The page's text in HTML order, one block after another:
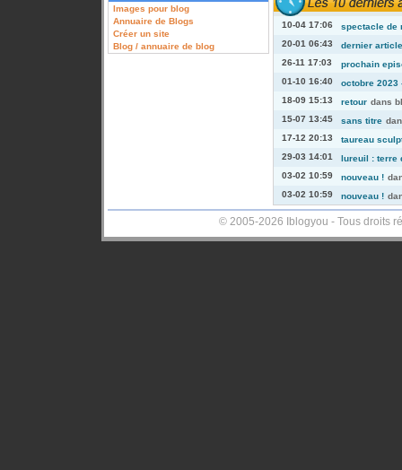
Images pour blog
Annuaire de Blogs
Créer un site
Blog / annuaire de blog
10-04 17:06
spectacle de
20-01 06:43
dernier
26-11 17:03
prochain
01-10 16:40
octobre 2023
18-09 15:13
retour dans
15-07 13:45
sans titre
17-12 20:13
taureau
29-03 14:01
lureuil : terre
03-02 10:59
nouveau !
03-02 10:59
nouveau !
© 2005-2026 Iblogyou - Tous droits